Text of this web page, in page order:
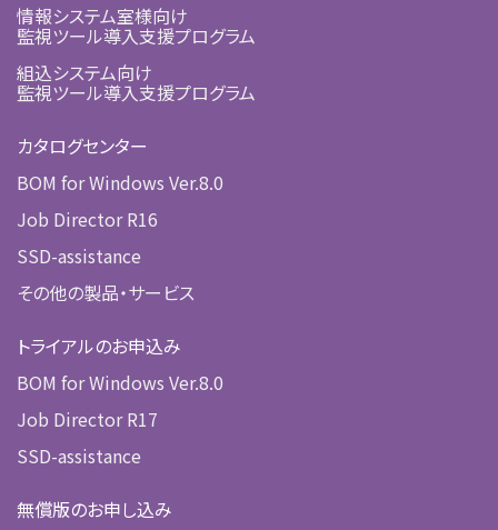
情報システム室様向け
監視ツール導入支援プログラム
組込システム向け
監視ツール導入支援プログラム
カタログセンター
BOM for Windows Ver.8.0
Job Director R16
SSD-assistance
その他の製品・サービス
トライアルのお申込み
BOM for Windows Ver.8.0
Job Director R17
SSD-assistance
無償版のお申し込み